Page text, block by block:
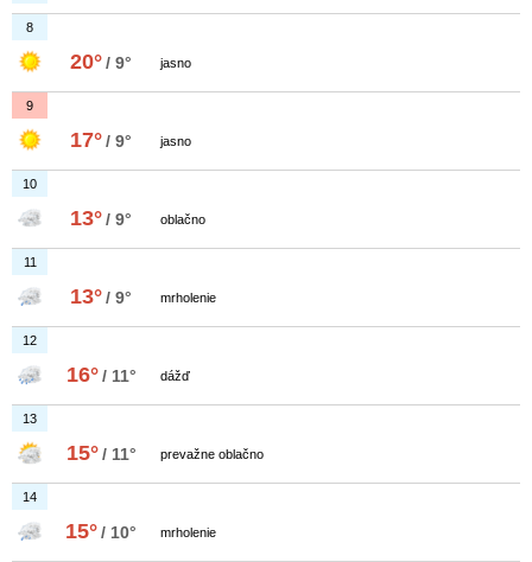
8
20°/ 9° jasno
9
17°/ 9° jasno
10
13°/ 9° oblačno
11
13°/ 9° mrholenie
12
16° / 11° dážď
13
15° / 11° prevažne oblačno
14
15°/ 10° mrholenie